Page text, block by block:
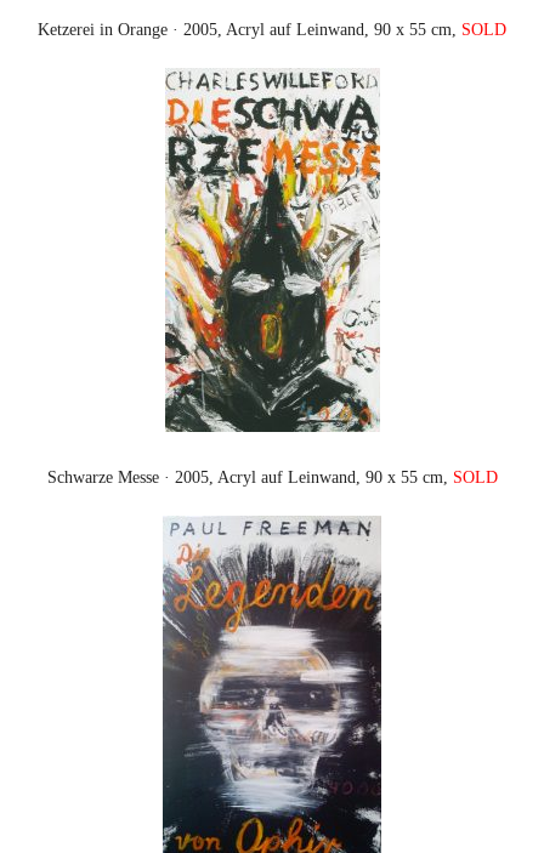
Ketzerei in Orange · 2005, Acryl auf Leinwand, 90 x 55 cm, SOLD
Schwarze Messe · 2005, Acryl auf Leinwand, 90 x 55 cm, SOLD